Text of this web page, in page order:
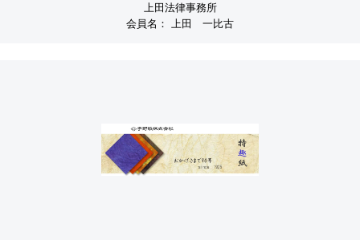
上田法律事務所
会員名：
上田 一比古